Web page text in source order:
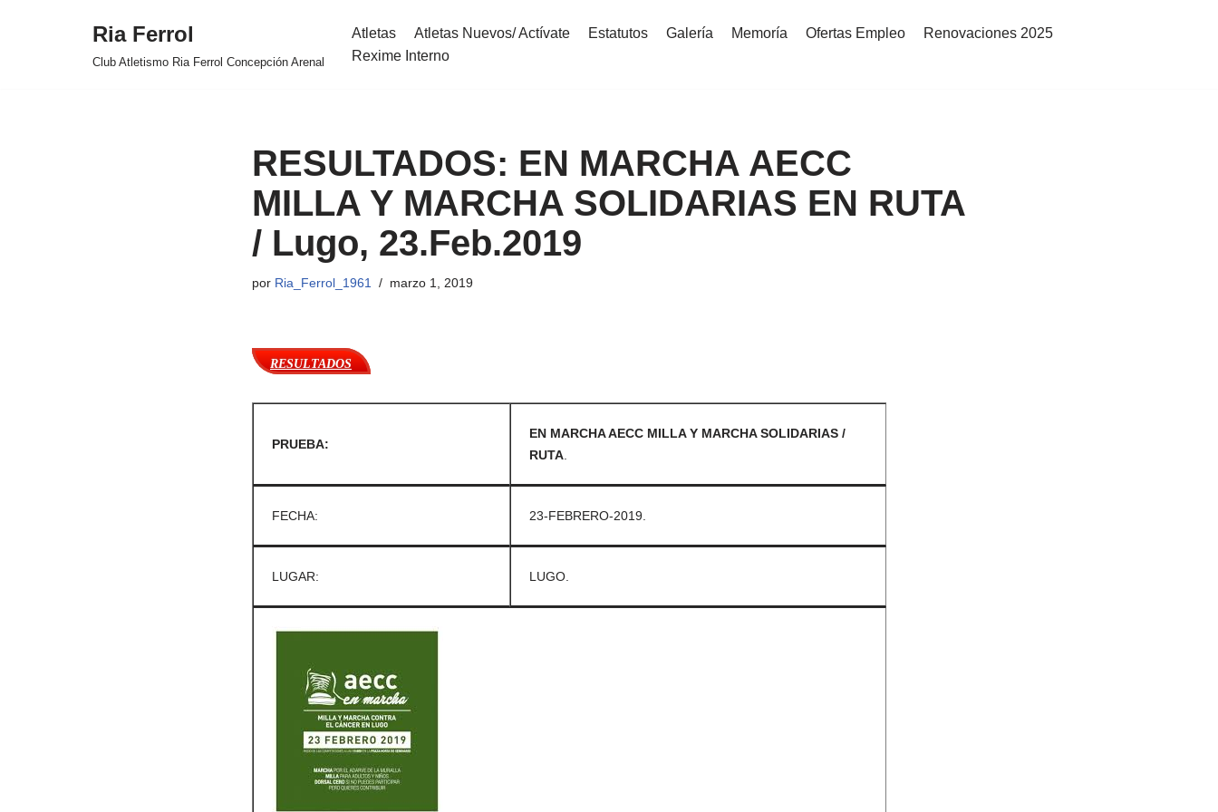
Ria Ferrol
Club Atletismo Ria Ferrol Concepción Arenal
Atletas Atletas Nuevos/ Actívate Estatutos Galería Memoría Ofertas Empleo
Renovaciones 2025
Rexime Interno
RESULTADOS: EN MARCHA AECC
MILLA Y MARCHA SOLIDARIAS EN RUTA
/ Lugo, 23.Feb.2019
por Ria_Ferrol_1961 marzo 1, 2019
RESULTADOS
PRUEBA:
EN MARCHA AECC MILLA Y MARCHA SOLIDARIAS /
RUTA.
FECHA: 23-FEBRERO-2019.
LUGAR: LUGO.